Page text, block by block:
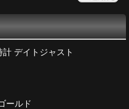
デイトジャスト
ールド